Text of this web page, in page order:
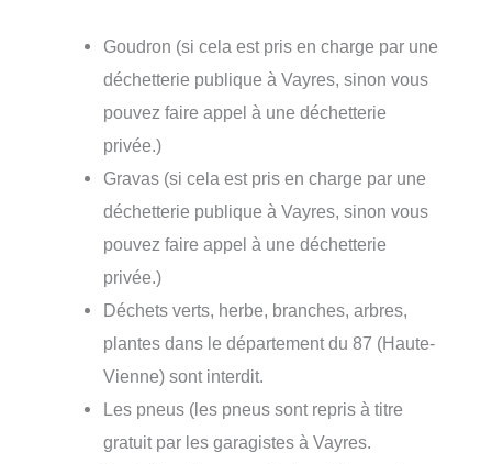
Goudron (si cela est pris en charge par une
déchetterie publique à Vayres, sinon vous
pouvez faire appel à une déchetterie
privée.)
Gravas (si cela est pris en charge par une
déchetterie publique à Vayres, sinon vous
pouvez faire appel à une déchetterie
privée.)
Déchets verts, herbe, branches, arbres,
plantes dans le département du 87 (Haute-
Vienne) sont interdit.
Les pneus (les pneus sont repris à titre
gratuit par les garagistes à Vayres.